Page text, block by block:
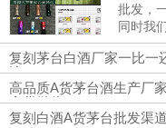
批发，
同时我
冰熊、
红同款
批发。
复刻茅台白酒厂家一比一
液
高品质A货茅台酒生产厂
拿货微信
复刻白酒A货茅台批发渠